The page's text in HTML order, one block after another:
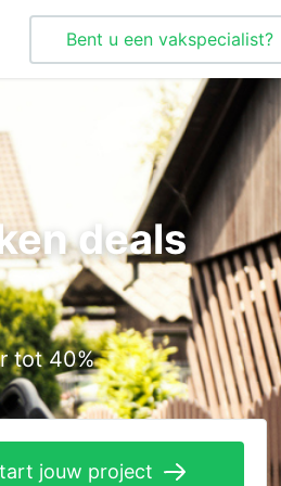
Bent u een vakspecialist?
Tegelzetter
Vloeren
Vochtbestrijding
Warmtepomp
Zonnepanelen
Zonwering
deals
tot 40%
jouw project